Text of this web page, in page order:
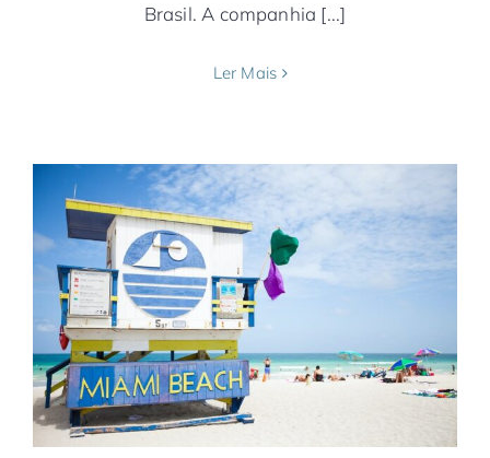
Brasil. A companhia [...]
Ler Mais
15 curiosidades sobre Miami
América do Norte Estados Unidos
Notícias